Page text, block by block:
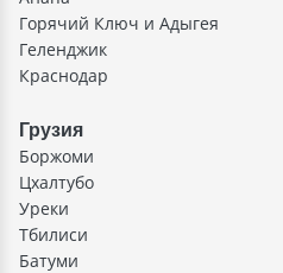
Горячий Ключ и Адыгея
Геленджик
Краснодар
Грузия
Боржоми
Цхалтубо
Уреки
Тбилиси
Батуми